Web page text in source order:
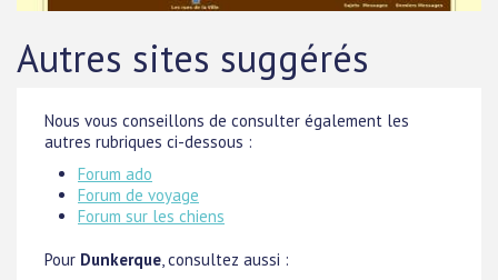
Autres sites suggérés
Nous vous conseillons de consulter également les
autres rubriques ci-dessous :
Forum ado
Forum de voyage
Forum sur les chiens
Pour Dunkerque, consultez aussi :